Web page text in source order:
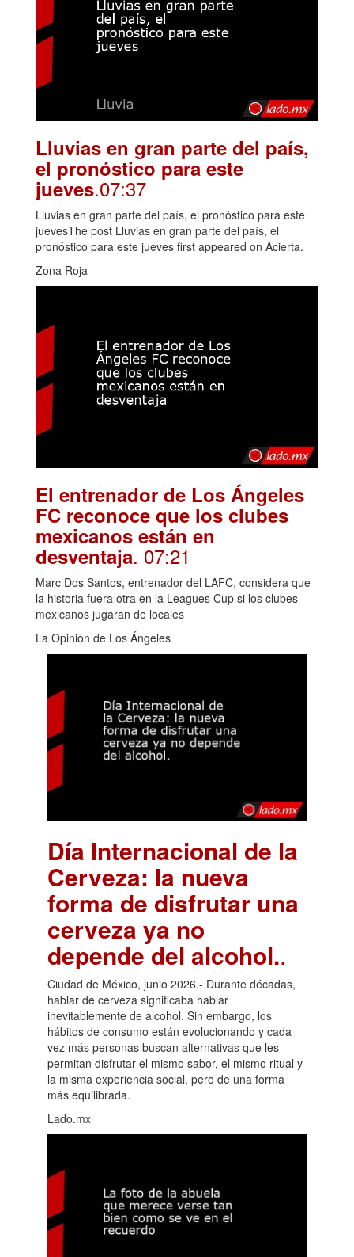
Lluvias en gran parte del país,
el pronóstico para este
jueves.07:37
Lluvias en gran parte del país, el pronóstico para este
juevesThe post Lluvias en gran parte del país, el
pronóstico para este jueves first appeared on Acierta.
Zona Roja
El entrenador de Los Ángeles
FC reconoce que los clubes
mexicanos están en
desventaja. 07:21
Marc Dos Santos, entrenador del LAFC, considera que
la historia fuera otra en la Leagues Cup si los clubes
mexicanos jugaran de locales
La Opinión de Los Ángeles
Día Internacional de la
Cerveza: la nueva
forma de disfrutar una
cerveza ya no
depende del alcohol..
Ciudad de México, junio 2026.- Durante décadas,
hablar de cerveza significaba hablar
inevitablemente de alcohol. Sin embargo, los
hábitos de consumo están evolucionando y cada
vez más personas buscan alternativas que les
permitan disfrutar el mismo sabor, el mismo ritual y
la misma experiencia social, pero de una forma
más equilibrada.
Lado.mx